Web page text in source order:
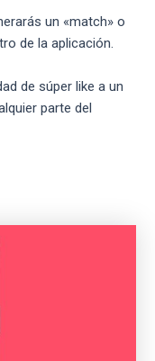
un «match» o
de la aplicación.
de súper like a un
parte del